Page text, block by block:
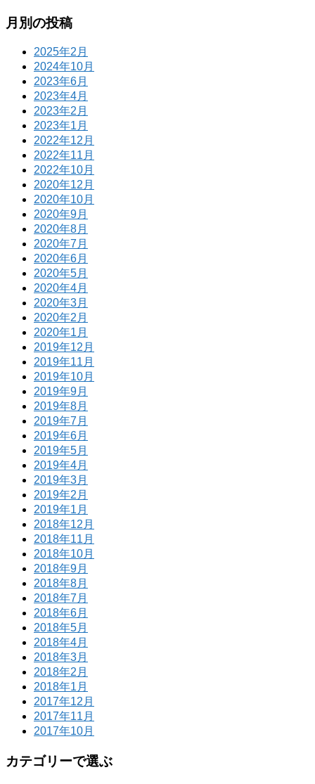
月別の投稿
2025年2月
2024年10月
2023年6月
2023年4月
2023年2月
2023年1月
2022年12月
2022年11月
2022年10月
2020年12月
2020年10月
2020年9月
2020年8月
2020年7月
2020年6月
2020年5月
2020年4月
2020年3月
2020年2月
2020年1月
2019年12月
2019年11月
2019年10月
2019年9月
2019年8月
2019年7月
2019年6月
2019年5月
2019年4月
2019年3月
2019年2月
2019年1月
2018年12月
2018年11月
2018年10月
2018年9月
2018年8月
2018年7月
2018年6月
2018年5月
2018年4月
2018年3月
2018年2月
2018年1月
2017年12月
2017年11月
2017年10月
カテゴリーで選ぶ